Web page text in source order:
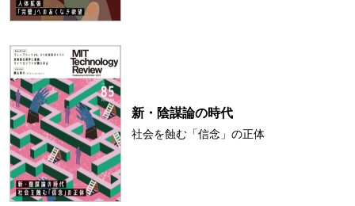
新・陰謀論の時代
社会を蝕む「信念」の正体